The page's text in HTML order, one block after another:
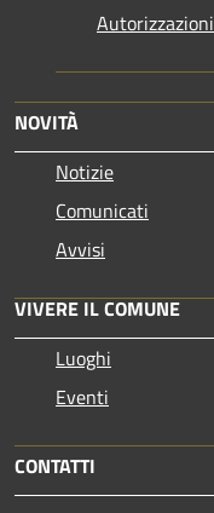
Autorizzazioni
NOVITÀ
Notizie
Comunicati
Avvisi
VIVERE IL COMUNE
Luoghi
Eventi
CONTATTI